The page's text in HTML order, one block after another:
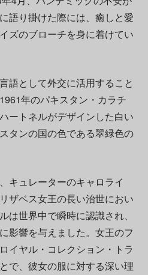
語り掛けた際には、癒しと愛
ズのブローチを身に着けてい
語として外交に活用すること
年のパキスタン・カラチ
ートネルがデザインした白い
タンの国の色である翠緑色の
キュレーターのキャロライ
ザベス女王の長い治世におい
は世界中で瞬時に認識され、
影響を与えました。女王のフ
イヤル・コレクション・トラ
で、彼女の服に対する深い理